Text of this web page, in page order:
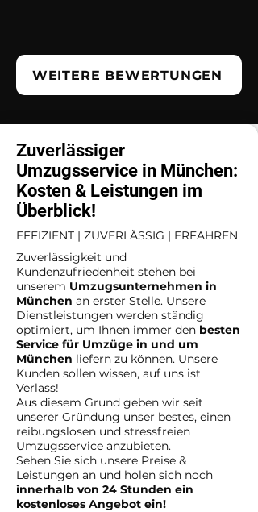
WEITERE BEWERTUNGEN
Zuverlässiger
Umzugsservice in München:
Kosten & Leistungen im
Überblick!
EFFIZIENT | ZUVERLÄSSIG | ERFAHREN
Zuverlässigkeit und
Kundenzufriedenheit stehen bei
unserem Umzugsunternehmen in
München an erster Stelle. Unsere
Dienstleistungen werden ständig
optimiert, um Ihnen immer den besten
Service für Umzüge in und um
München liefern zu können. Unsere
Kunden sollen wissen, auf uns ist
Verlass!
Aus diesem Grund geben wir seit
unserer Gründung unser bestes, einen
reibungslosen und stressfreien
Umzugsservice anzubieten.
Sehen Sie sich unsere Preise &
Leistungen an und holen sich noch
innerhalb von 24 Stunden ein
kostenloses Angebot ein!